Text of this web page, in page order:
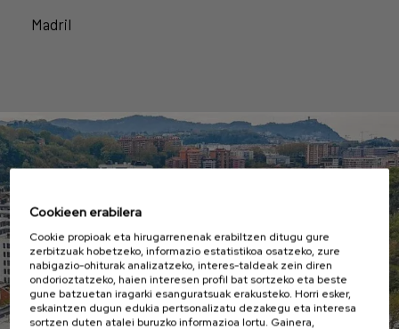
Madril
Cookieen erabilera
Cookie propioak eta hirugarrenenak erabiltzen ditugu gure
zerbitzuak hobetzeko, informazio estatistikoa osatzeko, zure
nabigazio-ohiturak analizatzeko, interes-taldeak zein diren
ondorioztatzeko, haien interesen profil bat sortzeko eta beste
gune batzuetan iragarki esanguratsuak erakusteko. Horri esker,
eskaintzen dugun edukia pertsonalizatu dezakegu eta interesa
sortzen duten atalei buruzko informazioa lortu. Gainera,